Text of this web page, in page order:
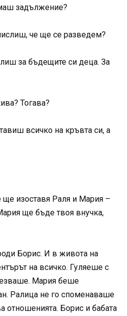
задължение?
че ще се разведем?
за бъдещите си деца. За
Тогава?
всичко на кръвта си, а
изоставя Раля и Мария –
ще бъде твоя внучка,
Борис. И в живота на
на всичко. Гуляеше с
Мария беше
Ралица не го споменаваше
Борис и бабата